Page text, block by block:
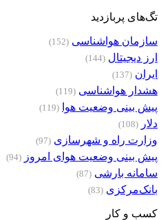
تگ‌های پربازدید
سازمان هواشناسی (152)
ارز دیجیتال (144)
ایران (137)
هشدار هواشناسی (119)
پیش بینی وضعیت هوا (119)
دلار (108)
وزارت راه و شهرسازی (97)
پیش بینی وضعیت هوای امروز (94)
سامانه بارشی (87)
بانک‌مرکزی (83)
کسب و کار